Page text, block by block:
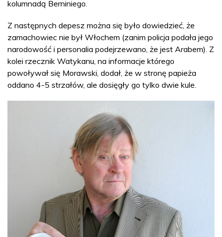
kolumnadą Berniniego.
Z następnych depesz można się było dowiedzieć, że
zamachowiec nie był Włochem (zanim policja podała jego
narodowość i personalia podejrzewano, że jest Arabem). Z
kolei rzecznik Watykanu, na informacje którego
powoływał się Morawski, dodał, że w stronę papieża
oddano 4-5 strzałów, ale dosięgły go tylko dwie kule.